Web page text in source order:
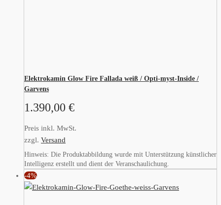
Elektrokamin Glow Fire Fallada weiß / Opti-myst-Inside /
Garvens
1.390,00 €
Preis inkl. MwSt.
zzgl. Versand
Hinweis: Die Produktabbildung wurde mit Unterstützung künstlicher
Intelligenz erstellt und dient der Veranschaulichung.
-4%